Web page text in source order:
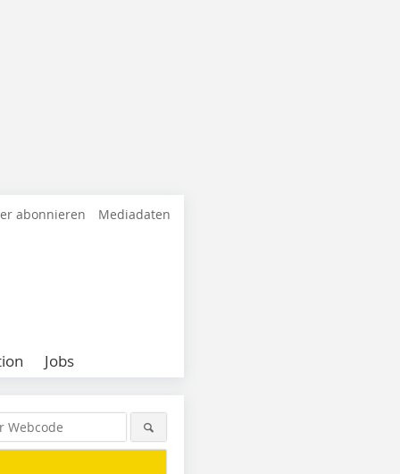
abonnieren Mediadaten
Jobs